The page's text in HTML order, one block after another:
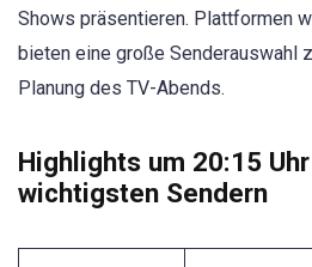
Shows präsentieren. Plattformen
bieten eine große Senderauswahl
Planung des TV-Abends.
Highlights um 20:15
wichtigsten Sendern